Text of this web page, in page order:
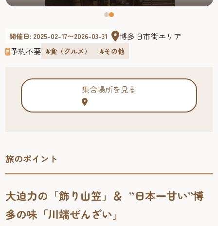
開催日: 2025-02-17〜2026-03-31
博多旧市街エリア
予約不要 #食（グルメ） #その他
集合場所を見る
旅のポイント
大迫力の「飾り山笠」＆ ”日本一甘い”博
多の味「川端ぜんざい」